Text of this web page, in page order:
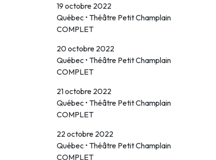
19 octobre 2022
Québec • Théâtre Petit Champlain
COMPLET
20 octobre 2022
Québec • Théâtre Petit Champlain
COMPLET
21 octobre 2022
Québec • Théâtre Petit Champlain
COMPLET
22 octobre 2022
Québec • Théâtre Petit Champlain
COMPLET